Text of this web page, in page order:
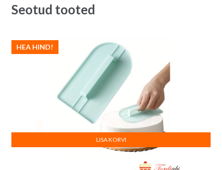
Seotud tooted
HEA HIND!
LISA KORVI